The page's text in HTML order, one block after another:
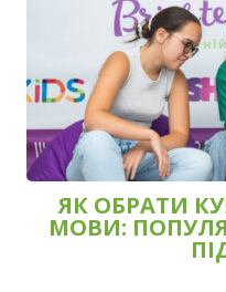
ЯК ОБРАТИ
МОВИ: